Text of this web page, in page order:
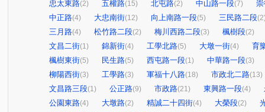
忠太東路(2) 五權路(15) 北屯路(2) 中山路一段(7)
中正路(4) 大忠南街(12) 向上南路一段(5) 三民路二段
三月路(4) 松竹路二段(2) 梅川西路二段(3) 楓樹段(2)
文昌二街(1) 錦新街(4) 工學北路(5) 大墩一街(4)
育
楓樹東街(5) 民生路(5) 西屯路一段(1) 中華路一段(3)
柳陽西街(3) 工學路(3) 軍福十八路(18) 市政北二路(13)
文昌路三段(1) 公正路(9) 市政路(21) 東興路一段(4)
公園東路(4) 大墩路(2) 精誠二十四街(4) 大榮段(2)